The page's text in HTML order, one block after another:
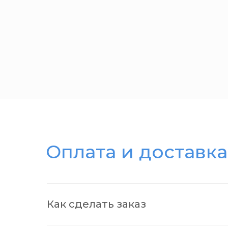
Оплата и доставка
Как сделать заказ